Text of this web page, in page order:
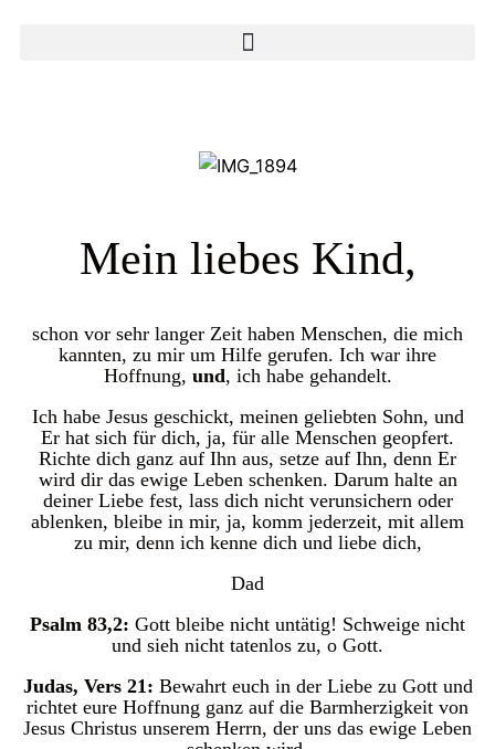
Mein liebes Kind,
schon vor sehr langer Zeit haben Menschen, die mich
kannten, zu mir um Hilfe gerufen. Ich war ihre
Hoffnung, und, ich habe gehandelt.
Ich habe Jesus geschickt, meinen geliebten Sohn, und
Er hat sich für dich, ja, für alle Menschen geopfert.
Richte dich ganz auf Ihn aus, setze auf Ihn, denn Er
wird dir das ewige Leben schenken. Darum halte an
deiner Liebe fest, lass dich nicht verunsichern oder
ablenken, bleibe in mir, ja, komm jederzeit, mit allem
zu mir, denn ich kenne dich und liebe dich,
Dad
Psalm 83,2: Gott bleibe nicht untätig! Schweige nicht
und sieh nicht tatenlos zu, o Gott.
Judas, Vers 21: Bewahrt euch in der Liebe zu Gott und
richtet eure Hoffnung ganz auf die Barmherzigkeit von
Jesus Christus unserem Herrn, der uns das ewige Leben